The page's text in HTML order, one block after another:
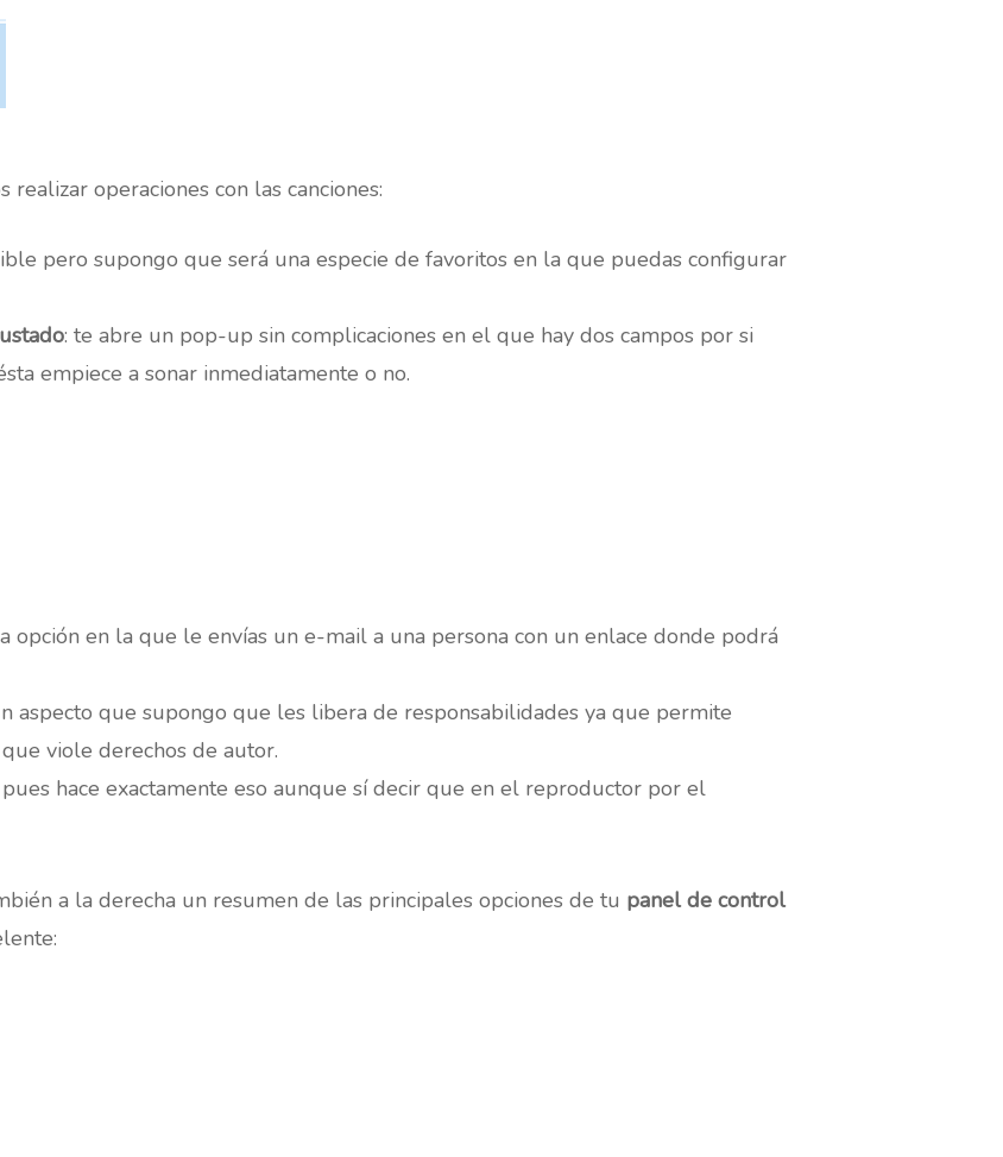
operaciones con las canciones:
pero supongo que será una especie de favoritos en la que puedas configurar
: te abre un pop-up sin complicaciones en el que hay dos campos por si
empiece a sonar inmediatamente o no.
opción en la que le envías un e-mail a una persona con un enlace donde podrá
aspecto que supongo que les libera de responsabilidades ya que permite
viole derechos de autor.
pues hace exactamente eso aunque sí decir que en el reproductor por el
a la derecha un resumen de las principales opciones de tu panel de control